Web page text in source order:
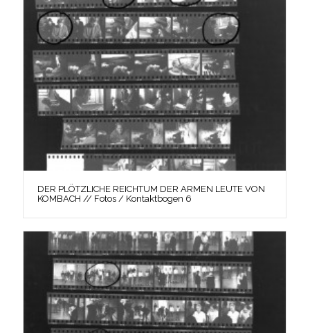
DER PLÖTZLICHE REICHTUM DER ARMEN LEUTE VON
KOMBACH // Fotos / Kontaktbogen 6